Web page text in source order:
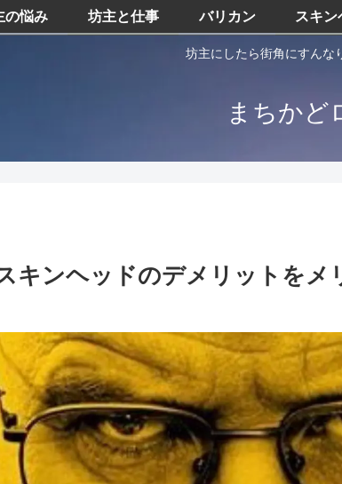
坊主にしたら街角にすんな
まちかど
の悩み 坊主と仕事 バリカン スキン
キンヘッドのデメリットをメ